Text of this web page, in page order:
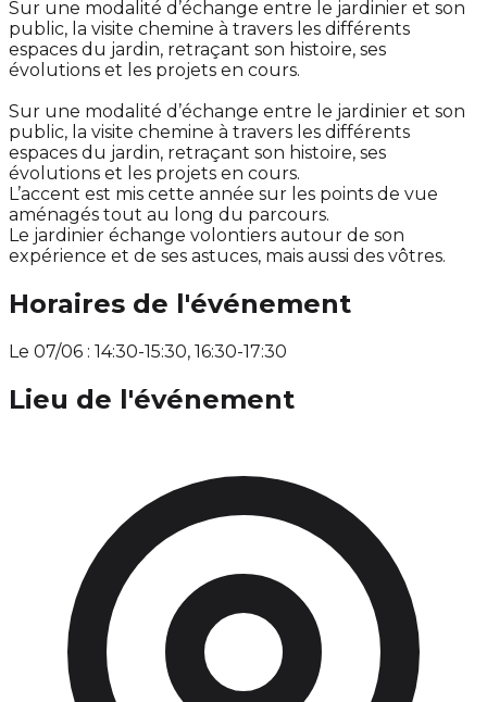
Sur une modalité d’échange entre le jardinier et son
public, la visite chemine à travers les différents
espaces du jardin, retraçant son histoire, ses
évolutions et les projets en cours.
Sur une modalité d’échange entre le jardinier et son
public, la visite chemine à travers les différents
espaces du jardin, retraçant son histoire, ses
évolutions et les projets en cours.
L’accent est mis cette année sur les points de vue
aménagés tout au long du parcours.
Le jardinier échange volontiers autour de son
expérience et de ses astuces, mais aussi des vôtres.
Horaires de l'événement
Le 07/06 : 14:30-15:30, 16:30-17:30
Lieu de l'événement